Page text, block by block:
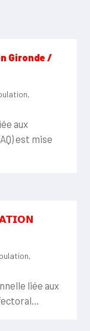
Gironde /
,
aux
est mise
,
liée aux